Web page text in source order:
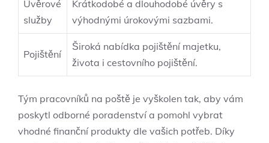
Úvěrové
služby
Krátkodobé a dlouhodobé úvěry s
výhodnými úrokovými sazbami.
Pojištění
Široká nabídka pojištění majetku,
života i cestovního pojištění.
Tým pracovníků na poště je vyškolen tak, aby vám
poskytl odborné poradenství a pomohl vybrat
vhodné finanční produkty dle vašich potřeb. Díky